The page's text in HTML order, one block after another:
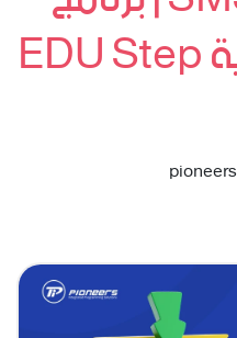
الرسائل المدرسية EDU Step